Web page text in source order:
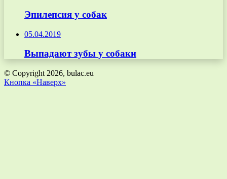
Эпилепсия у собак
05.04.2019
Выпадают зубы у собаки
© Copyright 2026, bulac.eu
Кнопка «Наверх»